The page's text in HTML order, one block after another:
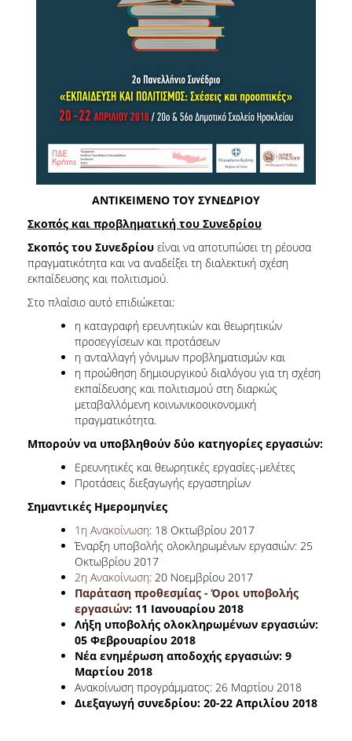
ΑΝΤΙΚΕΙΜΕΝΟ ΤΟΥ ΣΥΝΕΔΡΙΟΥ
Σκοπός και προβληματική του Συνεδρίου
Σκοπός του Συνεδρίου είναι να αποτυπώσει τη ρέουσα
πραγματικότητα και να αναδείξει τη διαλεκτική σχέση
εκπαίδευσης και πολιτισμού.
Στο πλαίσιο αυτό επιδιώκεται:
η καταγραφή ερευνητικών και θεωρητικών
προσεγγίσεων και προτάσεων
η ανταλλαγή γόνιμων προβληματισμών και
η προώθηση δημιουργικού διαλόγου για τη σχέση
εκπαίδευσης και πολιτισμού στη διαρκώς
μεταβαλλόμενη κοινωνικοοικονομική
πραγματικότητα.
Μπορούν να υποβληθούν δύο κατηγορίες εργασιών:
Ερευνητικές και θεωρητικές εργασίες-μελέτες
Προτάσεις διεξαγωγής εργαστηρίων
Σημαντικές Ημερομηνίες
1η Ανακοίνωση: 18 Οκτωβρίου 2017
Έναρξη υποβολής ολοκληρωμένων εργασιών: 25
Οκτωβρίου 2017
2η Ανακοίνωση: 20 Νοεμβρίου 2017
Παράταση προθεσμίας - Όροι υποβολής
εργασιών: 11 Ιανουαρίου 2018
Λήξη υποβολής ολοκληρωμένων εργασιών:
05 Φεβρουαρίου 2018
Νέα ενημέρωση αποδοχής εργασιών: 9
Μαρτίου 2018
Ανακοίνωση προγράμματος: 26 Μαρτίου 2018
Διεξαγωγή συνεδρίου: 20-22 Απριλίου 2018